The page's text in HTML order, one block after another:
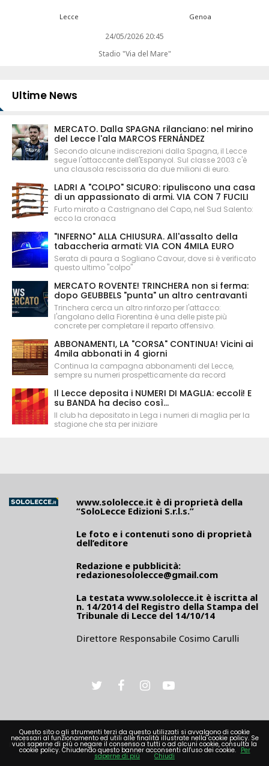
Lecce Genoa
24/05/2026 20:45
Stadio "Via del Mare"
Ultime News
MERCATO. Dalla SPAGNA rilanciano: nel mirino
del Lecce l'ala MARCOS FERNÁNDEZ
Secondo alcune indiscrezioni dalla Spagna, il Lecce
segue l'attaccante dell'Espanyol. Sul classe 2003 c'è
una clausola rescissoria da due milioni di euro.
LADRI A "COLPO" SICURO: ripuliscono una casa
di un appassionato di armi. VIA CON 7 FUCILI
Furto mirato a Castrignano del Capo, nel Sud Salento:
ecco la cronaca
"INFERNO" ALLA CHIUSURA. All'assalto della
tabaccheria armati: VIA CON 4MILA EURO
Serata di paura a Sogliano Cavour, dove si è verificato
questo ultimo "colpo"
MERCATO ROVENTE! TRINCHERA non si ferma:
dopo GEUBBELS "punta" un altro centravanti
Trinchera cerca un altro rinforzo per l'attacco:
l'angolano della Fiorentina è una delle piste più
concrete per completare il reparto offensivo.
ABBONAMENTI, LA "CORSA" CONTINUA! Vicini ai
4mila abbonati in 4 giorni
Continua la campagna abbonamenti del Lecce,
sempre su numeri prospetticamente da record
Il Lecce deposita i NUMERI DI MAGLIA: eccoli! E
su BANDA ha deciso così...
Il club ha depositato in Lega i numeri di maglia per la
stagione che sta per iniziare
www.sololecce.it è di proprietà della
“SoloLecce Edizioni S.r.l.s.”
Le foto e i contenuti sono di proprietà
dell’editore
Redazione e pubblicità:
redazionesololecce@gmail.com
La testata www.sololecce.it è iscritta al
n. 14/2014 del Registro della Stampa del
Tribunale di Lecce del 14/10/14
Direttore Responsabile Cosimo Carulli
PRIVACY
Questo sito o gli strumenti terzi da questo utilizzati si avvalgono di cookie
necessari al funzionamento ed utili alle finalità illustrate nella cookie policy. Se
vuoi saperne di più o negare il consenso a tutti o ad alcuni cookie, consulta la
cookie policy. Chiudendo questo banner acconsenti all'uso dei cookie. Per
saperne di più Chiudi